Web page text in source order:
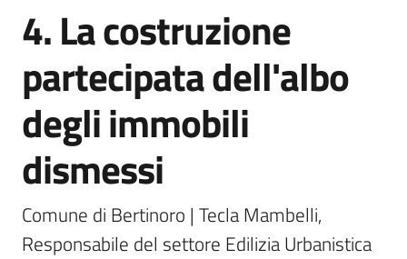
Menu selezionato
Norme
e
atti
Seguici
4. La costruzione
partecipata dell'albo
degli immobili
dismessi
Comune di Bertinoro | Tecla Mambelli,
Responsabile del settore Edilizia Urbanistica